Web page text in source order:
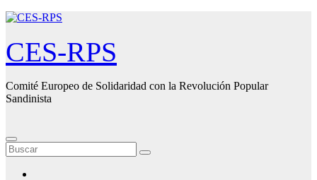
Saltar
contenido
CES-RPS
Comité Europeo de Solidaridad con la Revolución Popular
Sandinista